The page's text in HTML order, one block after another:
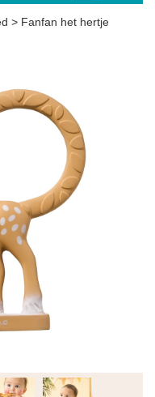
> Fanfan het hertje